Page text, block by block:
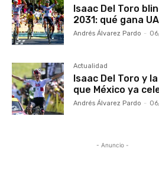
Isaac Del Toro
2031: qué gana
Andrés Álvarez Pardo -
Actualidad
Isaac Del Toro y
que México ya
Andrés Álvarez Pardo -
- Anuncio -